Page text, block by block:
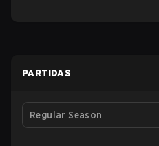
PARTIDAS
Regular Season